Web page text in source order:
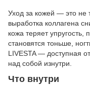
Уход за кожей — это не
выработка коллагена
кожа теряет
становятся тоньше,
LIVESTA — доступная
над собой изнутри.
Что внутри